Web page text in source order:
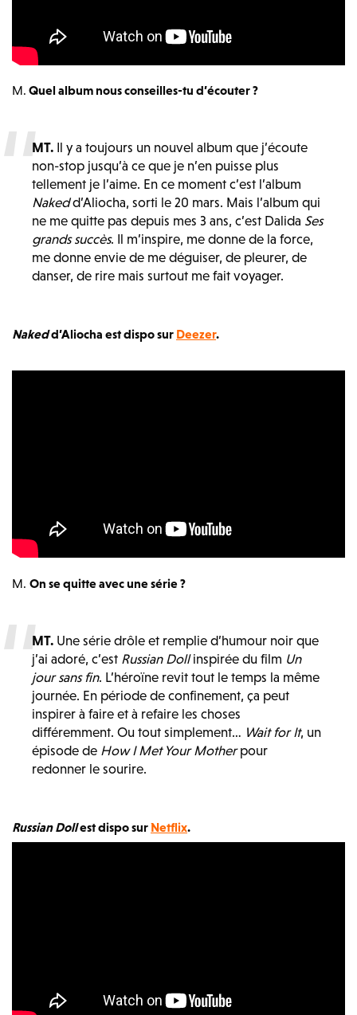
M. Quel album nous conseilles-tu d’écouter ?
MT. Il y a toujours un nouvel album que j’écoute
non-stop jusqu’à ce que je n’en puisse plus
tellement je l’aime. En ce moment c’est l’album
Nakedd’Aliocha, sorti le 20 mars. Mais l’album qui
ne me quitte pas depuis mes 3 ans, c’est Dalida Ses
grands succès. Il m’inspire, me donne de la force,
me donne envie de me déguiser, de pleurer, de
danser, de rire mais surtout me fait voyager.
Nakedd’Aliocha est dispo sur Deezer.
M. On se quitte avec une série ?
MT. Une série drôle et remplie d’humour noir que
j’ai adoré, c’est Russian Dollinspirée du film Un
jour sans fin. L’héroïne revit tout le temps la même
journée. En période de confinement, ça peut
inspirer à faire et à refaire les choses
différemment. Ou tout simplement… Wait for It, un
épisode de How I Met Your Motherpour
redonner le sourire.
Russian Dollest dispo surNetflix.